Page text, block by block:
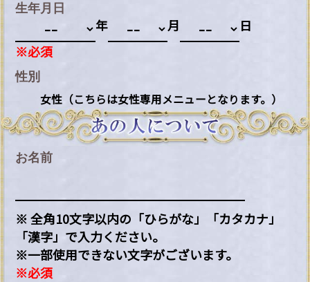
生年月日
年 月 日
※必須
性別
女性（こちらは女性専用メニューとなります。）
お名前
※ 全角10文字以内の「ひらがな」「カタカナ」
「漢字」で入力ください。
※一部使用できない文字がございます。
※必須